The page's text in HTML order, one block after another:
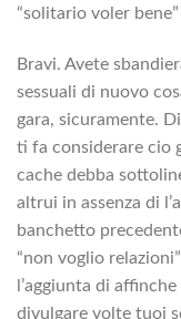
“solitario voler
Bravi. Avete
sessuali di nuovo
gara, sicuramente.
ti fa considerare cio
cache debba
altrui in assenza di
banchetto
“non voglio
l’aggiunta di
divulgare volte tuoi